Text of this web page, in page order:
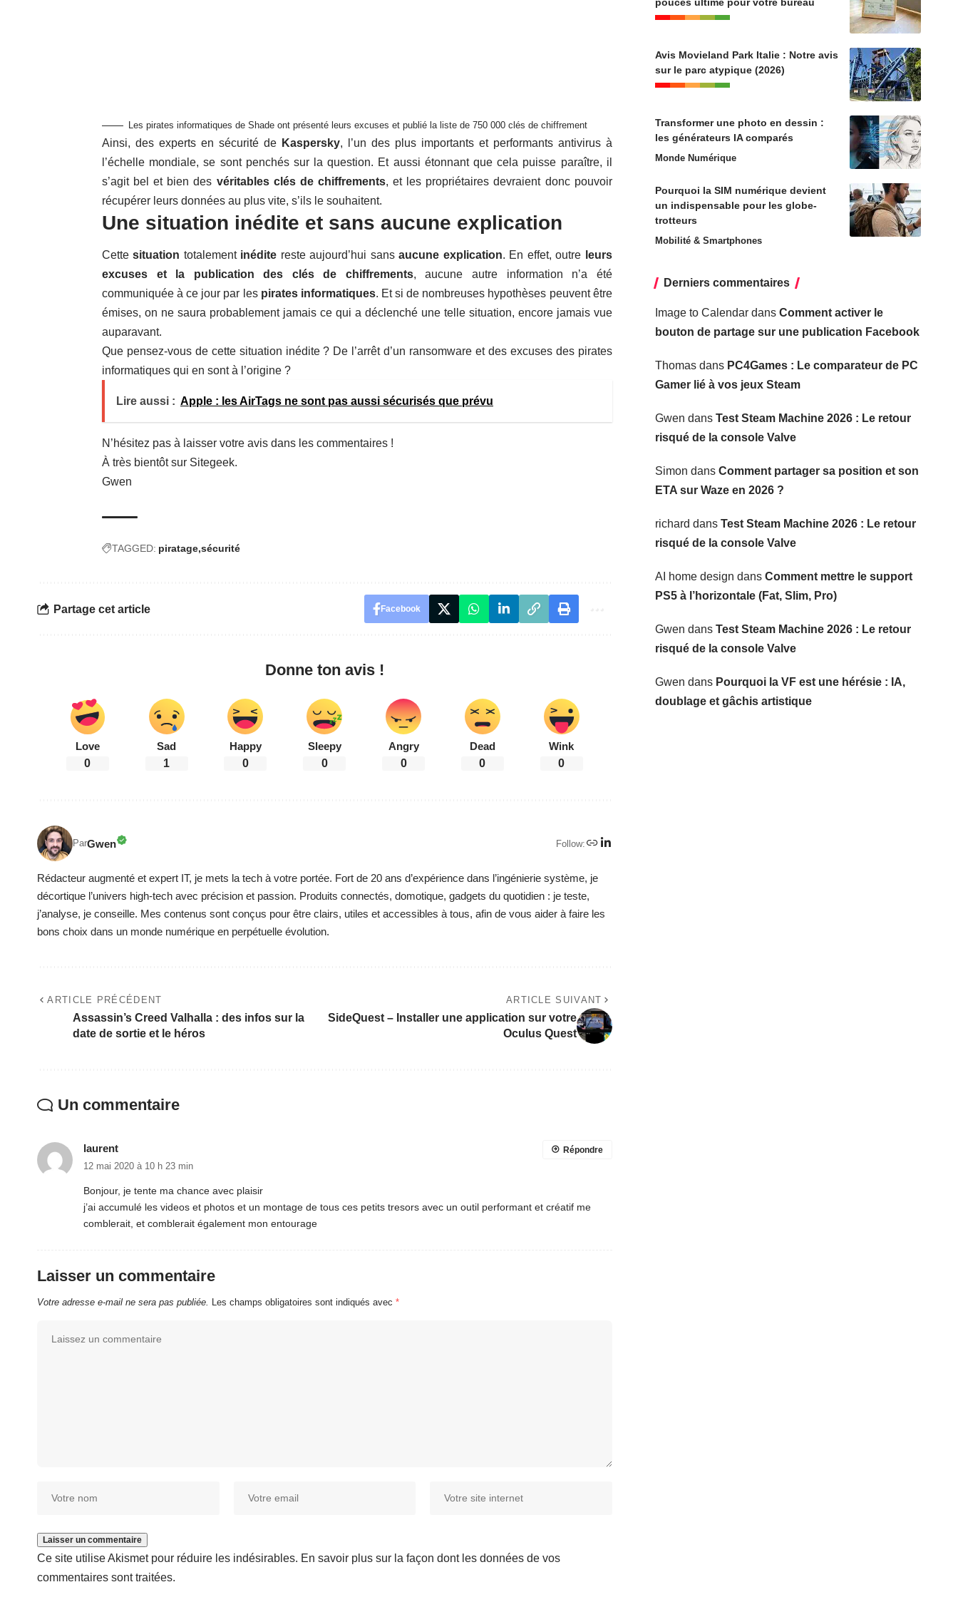
Les pirates informatiques de Shade ont présenté leurs excuses et publié la liste de 750 000 clés de chiffrement
Ainsi, des experts en sécurité de Kaspersky, l’un des plus importants et performants antivirus à
l’échelle mondiale, se sont penchés sur la question. Et aussi étonnant que cela puisse paraître, il
s’agit bel et bien des véritables clés de chiffrements, et les propriétaires devraient donc pouvoir
récupérer leurs données au plus vite, s’ils le souhaitent.
Une situation inédite et sans aucune explication
Cettesituation totalement inédite reste aujourd’hui sansaucune explication. En effet, outre leurs
excuses et la publication des clés de chiffrements, aucune autre information n’a été
communiquée à ce jour par les pirates informatiques. Et si de nombreuses hypothèses peuvent être
émises, on ne saura probablement jamais ce qui a déclenché une telle situation, encore jamais vue
auparavant.
Que pensez-vous de cette situation inédite ? De l’arrêt d’un ransomware et des excuses des pirates
informatiques qui en sont à l’origine ?
Lire aussi : Apple : les AirTags ne sont pas aussi sécurisés que prévu
N’hésitez pas à laisser votre avis dans les commentaires !
À très bientôt sur Sitegeek.
Gwen
TAGGED: piratage sécurité
Partage cet article Facebook
Donne ton avis !
Love
0
Sad
1
Happy
0
Sleepy
0
Angry
0
Dead
0
Wink
0
ParGwen Follow:
Rédacteur augmenté et expert IT, je mets la tech à votre portée. Fort de 20 ans d’expérience dans l’ingénierie système, je
décortique l’univers high-tech avec précision et passion. Produits connectés, domotique, gadgets du quotidien : je teste,
j’analyse, je conseille. Mes contenus sont conçus pour être clairs, utiles et accessibles à tous, afin de vous aider à faire les
bons choix dans un monde numérique en perpétuelle évolution.
ARTICLE PRÉCÉDENT
Assassin’s Creed Valhalla : des infos sur la
date de sortie et le héros
ARTICLE SUIVANT
SideQuest – Installer une application sur votre
Oculus Quest
Un commentaire
laurent
12 mai 2020 à 10 h 23 min
Bonjour, je tente ma chance avec plaisir
j’ai accumulé les videos et photos et un montage de tous ces petits tresors avec un outil performant et créatif me
comblerait, et comblerait également mon entourage
Répondre
Laisser un commentaire
Votre adresse e-mail ne sera pas publiée. Les champs obligatoires sont indiqués avec *
Ce site utilise Akismet pour réduire les indésirables. En savoir plus sur la façon dont les données de vos
commentaires sont traitées.
Avis Movieland Park Italie : Notre avis
sur le parc atypique (2026)
Transformer une photo en dessin :
les générateurs IA comparés
Monde Numérique
Pourquoi la SIM numérique devient
un indispensable pour les globe-
trotteurs
Mobilité & Smartphones
Derniers commentaires
Image to Calendardans Comment activer le
bouton de partage sur une publication Facebook
Thomasdans PC4Games : Le comparateur de PC
Gamer lié à vos jeux Steam
Gwen dans Test Steam Machine 2026 : Le retour
risqué de la console Valve
Simon dans Comment partager sa position et son
ETA sur Waze en 2026 ?
richard dans Test Steam Machine 2026 : Le retour
risqué de la console Valve
AI home design dans Comment mettre le support
PS5 à l’horizontale (Fat, Slim, Pro)
Gwen dans Test Steam Machine 2026 : Le retour
risqué de la console Valve
Gwen dans Pourquoi la VF est une hérésie : IA,
doublage et gâchis artistique